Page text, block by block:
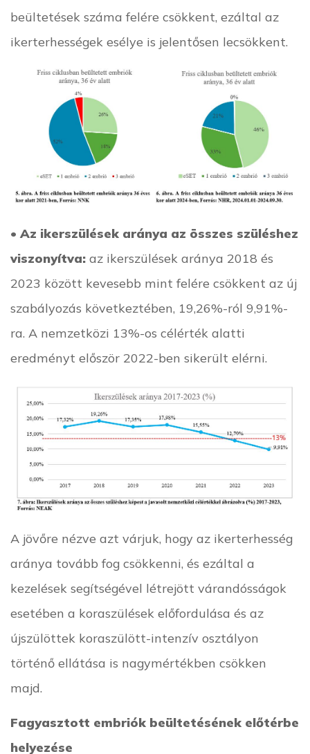
beültetések száma felére csökkent, ezáltal az
ikerterhességek esélye is jelentősen lecsökkent.
• Az ikerszülések aránya az összes szüléshez
viszonyítva: az ikerszülések aránya 2018 és
2023 között kevesebb mint felére csökkent az új
szabályozás következtében, 19,26%-ról 9,91%-
ra. A nemzetközi 13%-os célérték alatti
eredményt először 2022-ben sikerült elérni.
A jövőre nézve azt várjuk, hogy az ikerterhesség
aránya tovább fog csökkenni, és ezáltal a
kezelések segítségével létrejött várandósságok
esetében a koraszülések előfordulása és az
újszülöttek koraszülött-intenzív osztályon
történő ellátása is nagymértékben csökken
majd.
Fagyasztott embriók beültetésének előtérbe
helyezése